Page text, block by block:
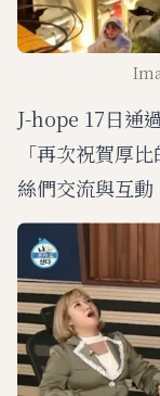
J-hope 17日通
「再次祝賀厚
絲們交流與互動